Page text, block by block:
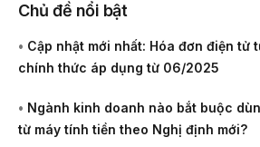
Chủ đề nổi bật
• Cập nhật mới nhất: Hóa đơn điện tử
chính thức áp dụng từ 06/2025
• Ngành kinh doanh nào bắt buộc
từ máy tính tiền theo Nghị định mới?